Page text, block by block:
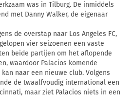
was in Tilburg. De inmiddels
met Danny Walker, de eigenaar
de overstap naar Los Angeles FC,
vier seizoenen een vaste
beide partijen om het aflopende
waardoor Palacios komende
naar een nieuwe club. Volgens
de twaalfvoudig international een
maar ziet Palacios niets in een